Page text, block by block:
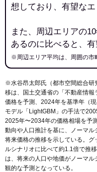
想しており、有望なエ
また、周辺エリアの
あるのに比べると、有
※周辺エリア平均は、周囲の市
※水谷昂太郎氏（都市空間総合研
移は、国土交通省の「 不動産情報
価格を予測、2024年を基準年（
モデル「LightGBM」の手法で
2025年〜2034年の価格相場を予
動向や人口推計を基に、ノーマ
将来価格の推移を示している。
ルシナリオに比べて約1.1倍で推
は、将来の人口や地価がノーマ
観的な予測となっている。